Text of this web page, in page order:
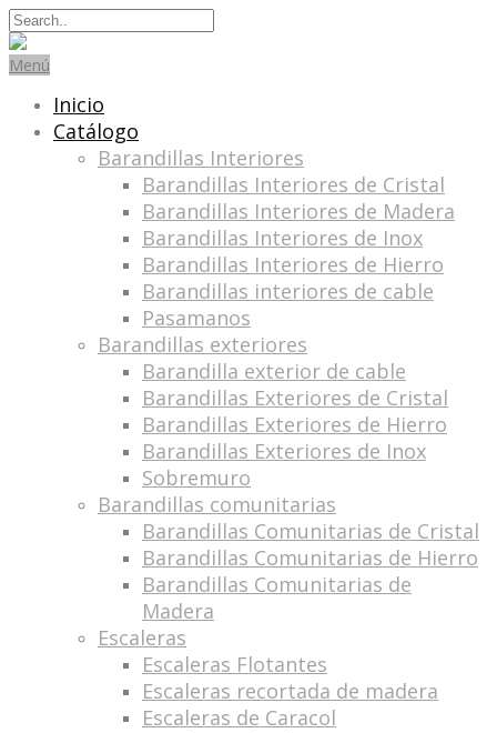
Search
for:
Menú
Inicio
Catálogo
Barandillas Interiores
Barandillas Interiores de Cristal
Barandillas Interiores de Madera
Barandillas Interiores de Inox
Barandillas Interiores de Hierro
Barandillas interiores de cable
Pasamanos
Barandillas exteriores
Barandilla exterior de cable
Barandillas Exteriores de Cristal
Barandillas Exteriores de Hierro
Barandillas Exteriores de Inox
Sobremuro
Barandillas comunitarias
Barandillas Comunitarias de Cristal
Barandillas Comunitarias de Hierro
Barandillas Comunitarias de
Madera
Escaleras
Escaleras Flotantes
Escaleras recortada de madera
Escaleras de Caracol